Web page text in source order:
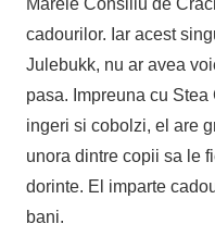
Marele Consiliu de
cadourilor. Iar acest
Julebukk, nu ar avea
pasa. Impreuna cu
ingeri si cobolzi, el are
unora dintre copii sa le
dorinte. El imparte
bani.